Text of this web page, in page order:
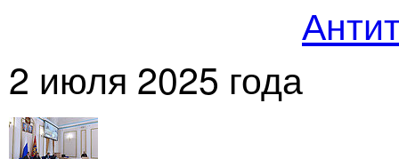
2 июля 2025 года